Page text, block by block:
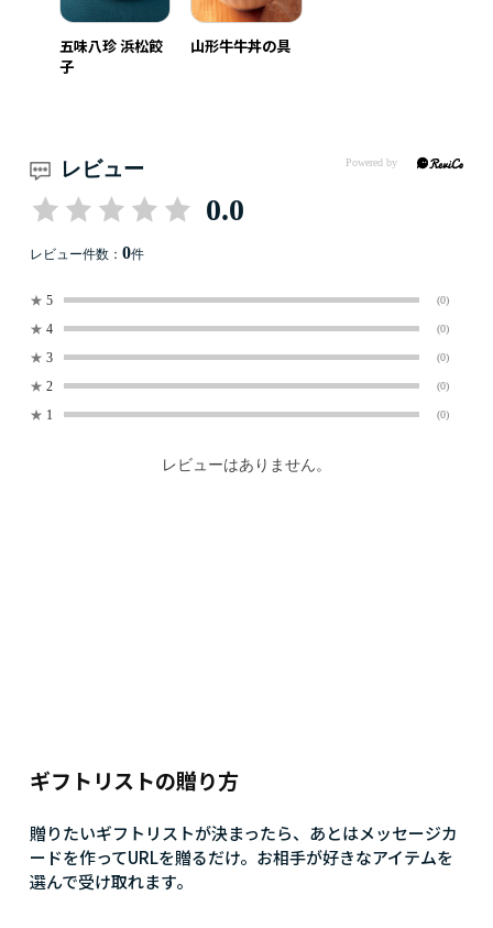
五味八珍 浜松餃
子
山形牛牛丼の具
レビュー
0.0
レビュー件数： 0件
★ 5 (0)
★ 4 (0)
★ 3 (0)
★ 2 (0)
★ 1 (0)
レビューはありません。
ギフトリストの贈り方
贈りたいギフトリストが決まったら、あとはメッセージカ
ードを作ってURLを贈るだけ。お相手が好きなアイテムを
選んで受け取れます。